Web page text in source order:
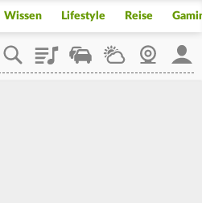
Wissen Lifestyle Reise
PlaylistStaupilotWetterWebcam